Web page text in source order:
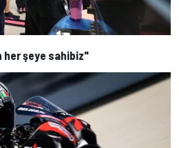
her şeye sahibiz"